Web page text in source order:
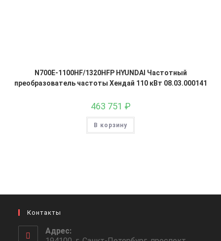
N700E-1100HF/1320HFP HYUNDAI Частотный
преобразователь частоты Хендай 110 кВт 08.03.000141
463 751 ₽
В корзину
Контакты
Адрес: